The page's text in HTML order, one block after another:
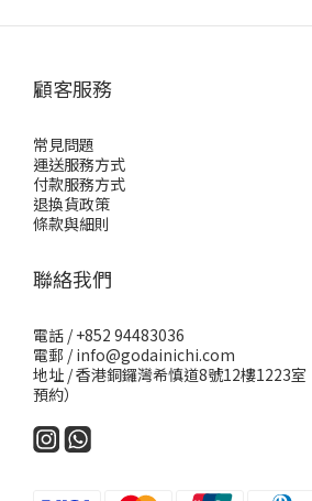
顧客服務
常見問題
運送服務方式
付款服務方式
退換貨政策
條款與細則
聯絡我們
電話 / +852 94483036
電郵 / info@godainichi.com
地址 / 香港銅鑼灣希慎道8號12樓1223
預約）